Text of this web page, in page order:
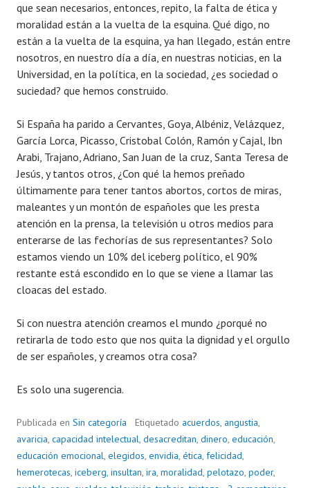
que sean necesarios, entonces, repito, la falta de ética y
moralidad están a la vuelta de la esquina. Qué digo, no
están a la vuelta de la esquina, ya han llegado, están entre
nosotros, en nuestro día a día, en nuestras noticias, en la
Universidad, en la política, en la sociedad, ¿es sociedad o
suciedad? que hemos construido.
Si España ha parido a Cervantes, Goya, Albéniz, Velázquez,
García Lorca, Picasso, Cristobal Colón, Ramón y Cajal, Ibn
Arabi, Trajano, Adriano, San Juan de la cruz, Santa Teresa de
Jesús, y tantos otros, ¿Con qué la hemos preñado
últimamente para tener tantos abortos, cortos de miras,
maleantes y un montón de españoles que les presta
atención en la prensa, la televisión u otros medios para
enterarse de las fechorías de sus representantes? Solo
estamos viendo un 10% del iceberg político, el 90%
restante está escondido en lo que se viene a llamar las
cloacas del estado.
Si con nuestra atención creamos el mundo ¿porqué no
retirarla de todo esto que nos quita la dignidad y el orgullo
de ser españoles, y creamos otra cosa?
Es solo una sugerencia.
Publicada en Sin categoría Etiquetado acuerdos, angustia,
avaricia, capacidad intelectual, desacreditan, dinero, educación,
educación emocional, elegidos, envidia, ética, felicidad,
hemerotecas, iceberg, insultan, ira, moralidad, pelotazo, poder,